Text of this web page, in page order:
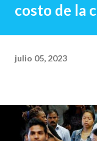
costo de la
julio 05, 2023